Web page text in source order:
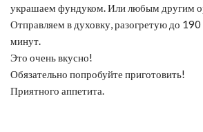
украшаем фундуком. Или любым другим
Отправляем в духовку, разогретую до 190
минут.
Это очень вкусно!
Обязательно попробуйте приготовить!
Приятного аппетита.